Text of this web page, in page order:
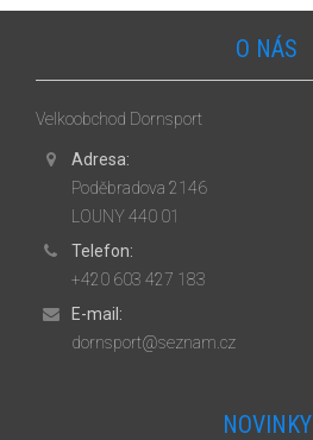
O NÁS
Velkoobchod Dornsport
Adresa:
Poděbradova 2146
LOUNY 440 01
Telefon:
+420 603 427 183
E-mail:
dornsport@seznam.cz
NOVINKY